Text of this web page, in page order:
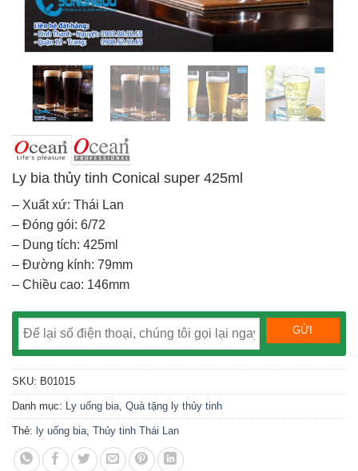
Ly bia thủy tinh Conical super 425ml
– Xuất xứ: Thái Lan
– Đóng gói: 6/72
– Dung tích: 425ml
– Đường kính: 79mm
– Chiều cao: 146mm
SKU: B01015
Danh mục: Ly uống bia, Quà tặng ly thủy tinh
Thẻ: ly uống bia, Thủy tinh Thái Lan